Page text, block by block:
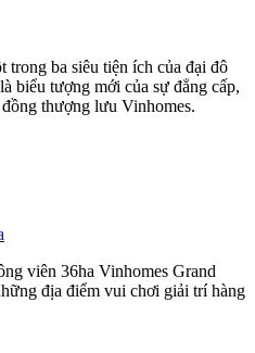
trong ba siêu tiện ích của đại đô
biểu tượng mới của sự đẳng cấp,
thượng lưu Vinhomes.
viên 36ha Vinhomes Grand
địa điểm vui chơi giải trí hàng